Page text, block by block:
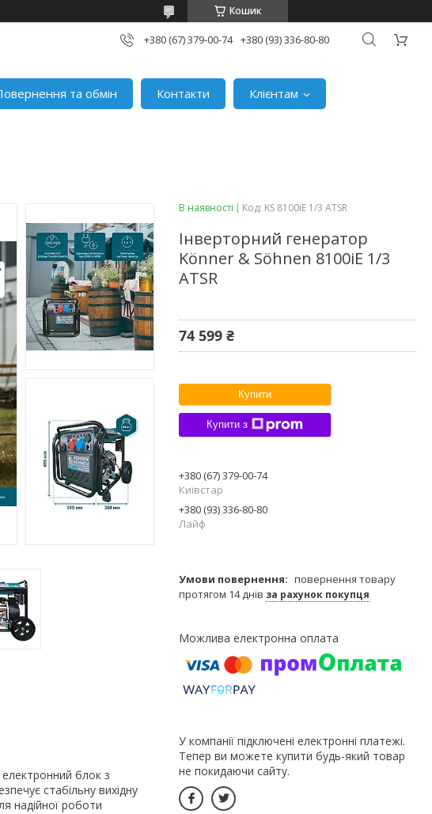
Кошик
+380 (67) 379-00-74 +380 (93) 336-80-80
та обмін Контакти
Клієнтам
блок з
стабільну вихідну
надійної роботи
В наявності Код: KS 8100iE 1/3 ATSR
Інверторний генератор
Könner & Söhnen 8100iE 1/3
ATSR
74 599 ₴
Купити
Купити з
+380 (67) 379-00-74
Київстар
+380 (93) 336-80-80
Лайф
повернення товару
протягом 14 днів за рахунок покупця
У компанії підключені електронні платежі.
Тепер ви можете купити будь-який товар
не покидаючи сайту.